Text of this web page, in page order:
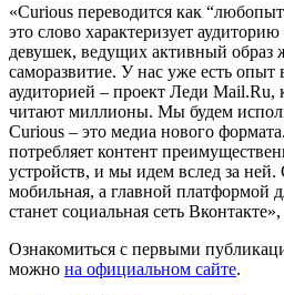
«Curious переводится как
это слово характеризует
девушек, ведущих активный образ
саморазвитие. У нас уже есть опыт
аудиторией – проект Леди Mail.Ru,
читают миллионы. Мы будем
Curious – это медиа нового
потребляет контент
устройств, и мы идем вслед за ней.
мобильная, а главной платформой
станет социальная сеть
Ознакомиться с первыми
можно на официальном сайте.